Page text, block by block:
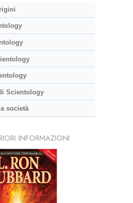
Scientology
società
INFORMAZIONI